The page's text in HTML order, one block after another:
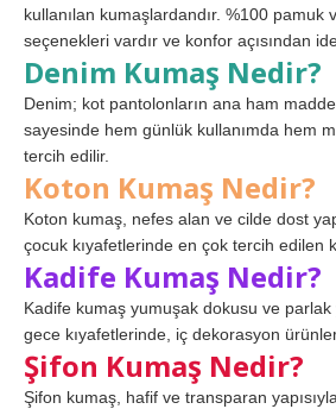
kullanılan kumaşlardandır. %100 pamuk
seçenekleri vardır ve konfor açısından
Denim Kumaş Nedir?
Denim; kot pantolonların ana ham
sayesinde hem günlük kullanımda hem
tercih edilir.
Koton Kumaş Nedir?
Koton kumaş, nefes alan ve cilde dost
çocuk kıyafetlerinde en çok tercih edilen
Kadife Kumaş Nedir?
Kadife kumaş yumuşak dokusu ve
gece kıyafetlerinde, iç dekorasyon
Şifon Kumaş Nedir?
Şifon kumaş, hafif ve transparan